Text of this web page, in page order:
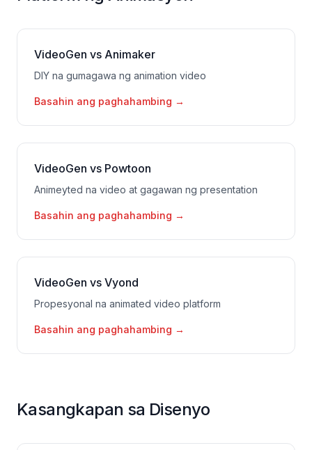
VideoGen vs Animaker
DIY na gumagawa ng animation video
Basahin ang paghahambing →
VideoGen vs Powtoon
Animeyted na video at gagawan ng presentation
Basahin ang paghahambing →
VideoGen vs Vyond
Propesyonal na animated video platform
Basahin ang paghahambing →
Kasangkapan sa Disenyo